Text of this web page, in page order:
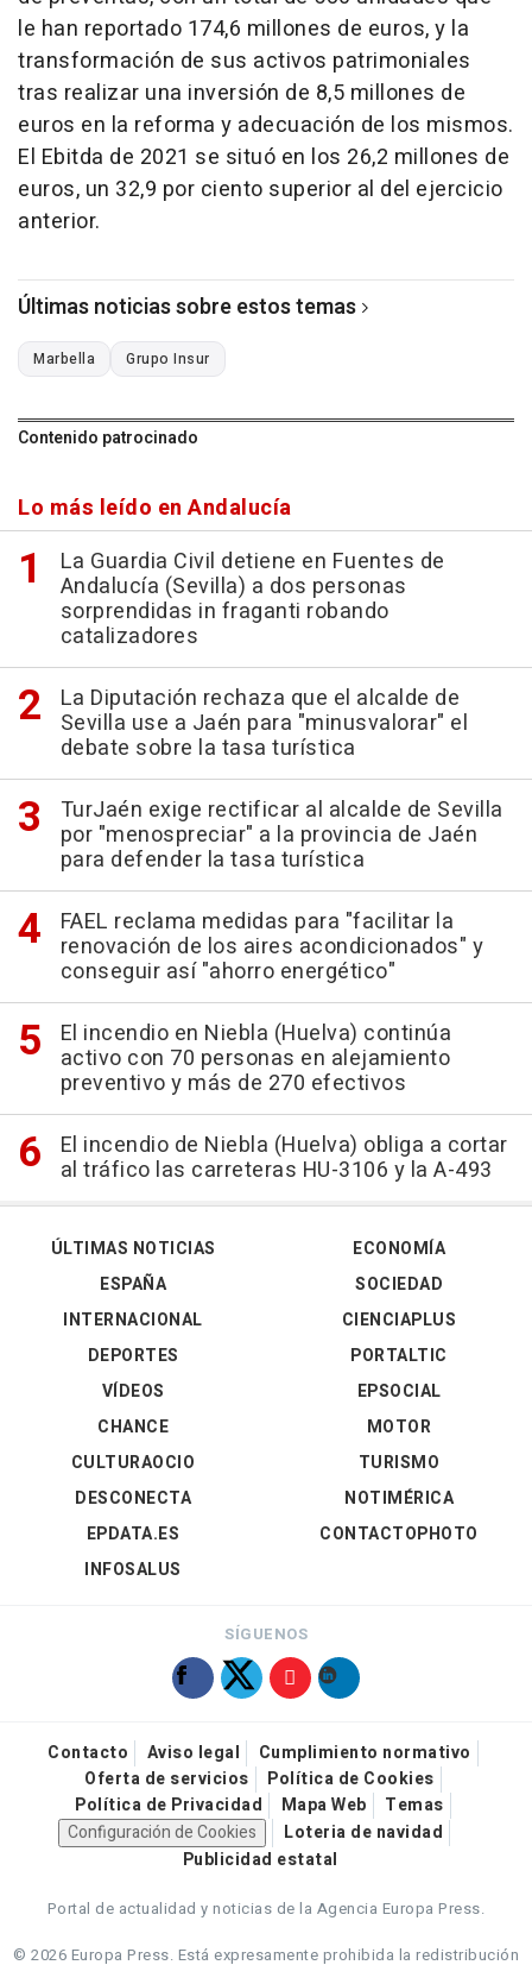
le han reportado 174,6 millones de euros, y la
transformación de sus activos patrimoniales
tras realizar una inversión de 8,5 millones de
euros en la reforma y adecuación de los mismos.
El Ebitda de 2021 se situó en los 26,2 millones de
euros, un 32,9 por ciento superior al del ejercicio
anterior.
Últimas noticias sobre estos temas
Marbella Grupo Insur
Contenido patrocinado
Lo más leído en Andalucía
La Guardia Civil detiene en Fuentes de
Andalucía (Sevilla) a dos personas
sorprendidas in fraganti robando
catalizadores
La Diputación rechaza que el alcalde de
Sevilla use a Jaén para "minusvalorar" el
debate sobre la tasa turística
TurJaén exige rectificar al alcalde de Sevilla
por "menospreciar" a la provincia de Jaén
para defender la tasa turística
FAEL reclama medidas para "facilitar la
renovación de los aires acondicionados" y
conseguir así "ahorro energético"
El incendio en Niebla (Huelva) continúa
activo con 70 personas en alejamiento
preventivo y más de 270 efectivos
El incendio de Niebla (Huelva) obliga a cortar
al tráfico las carreteras HU-3106 y la A-493
ÚLTIMAS NOTICIAS
ESPAÑA
INTERNACIONAL
DEPORTES
VÍDEOS
ECONOMÍA
SOCIEDAD
CIENCIAPLUS
PORTALTIC
EPSOCIAL
CHANCE
CULTURAOCIO
DESCONECTA
EPDATA.ES
INFOSALUS
MOTOR
TURISMO
NOTIMÉRICA
CONTACTOPHOTO
SÍGUENOS
Contacto Aviso legal
Cumplimiento normativo
Oferta de servicios
Política de Cookies
Política de Privacidad
Mapa Web
Temas
Configuración de Cookies
Loteria de navidad
Publicidad estatal
Portal de actualidad y noticias de la Agencia Europa Press.
© 2026 Europa Press. Está expresamente prohibida la redistribución